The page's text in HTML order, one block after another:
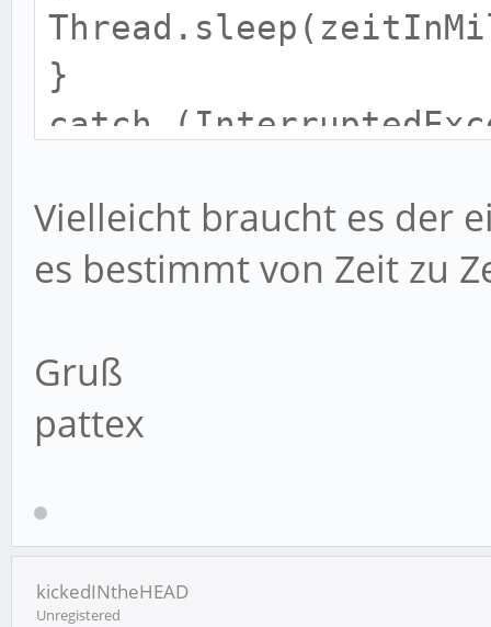
}
catch
}
Vielleicht braucht es der
es bestimmt von Zeit zu
Gruß
pattex
kickedINtheHEAD
Unregistered